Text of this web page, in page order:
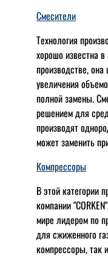
Смесители
Технология
хорошо известна
производстве,
увеличения
полной замены.
решением для
производят
может заменить
Компрессоры
В этой категории
компании
мире лидером по
для сжиженного
компрессоры, так